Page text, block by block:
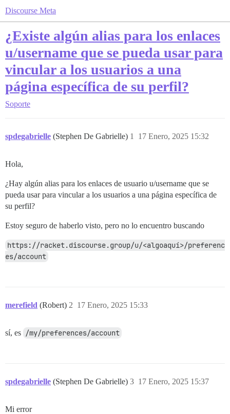
Discourse Meta
¿Existe algún alias para los enlaces
u/username que se pueda usar para
vincular a los usuarios a una
página específica de su perfil?
Soporte
spdegabrielle (Stephen De Gabrielle) 17 Enero, 2025 15:32
1
Hola,
¿Hay algún alias para los enlaces de usuario u/username que se
pueda usar para vincular a los usuarios a una página específica de
su perfil?
Estoy seguro de haberlo visto, pero no lo encuentro buscando
https://racket.discourse.group/u/<algoaquí>/preferenc
es/account
merefield (Robert) 17 Enero, 2025 15:33
2
sí, es /my/preferences/account
spdegabrielle (Stephen De Gabrielle) 17 Enero, 2025 15:37
3
Mi error